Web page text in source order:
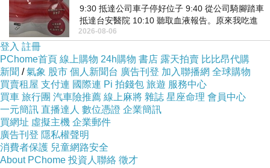
9:30 抵達公司車子停好位子 9:40 從公司騎腳踏車
抵達台安醫院 10:10 聽取血液報告。原來我吃進
去的 B12 彌可保並非沒有吸收而是超
2026-08-06
登入 註冊
PChome首頁 線上購物 24h購物 書店 露天拍賣 比比昂代購
新聞 /氣象 股市 個人新聞台 廣告刊登 加入聯播網 全球購物
買賣租屋 支付連 國際連 Pi 拍錢包 旅遊 服務中心
買車 旅行團 汽車險推薦 線上麻將 雜誌 星座命理 會員中心
一元簡訊 直播達人 數位憑證 企業簡訊
買網址 虛擬主機 企業郵件
廣告刊登 隱私權聲明
消費者保護 兒童網路安全
About PChome 投資人聯絡 徵才